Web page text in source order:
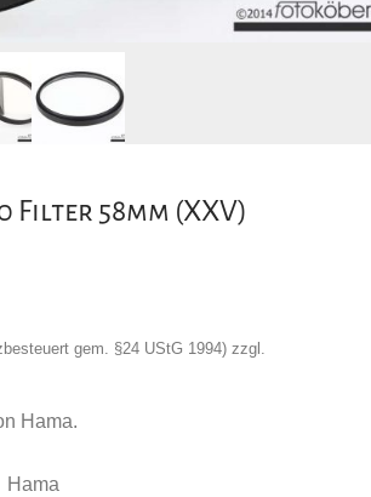
Filter 58mm (XXV)
gem. §24 UStG 1994) zzgl.
Hama.
Hama